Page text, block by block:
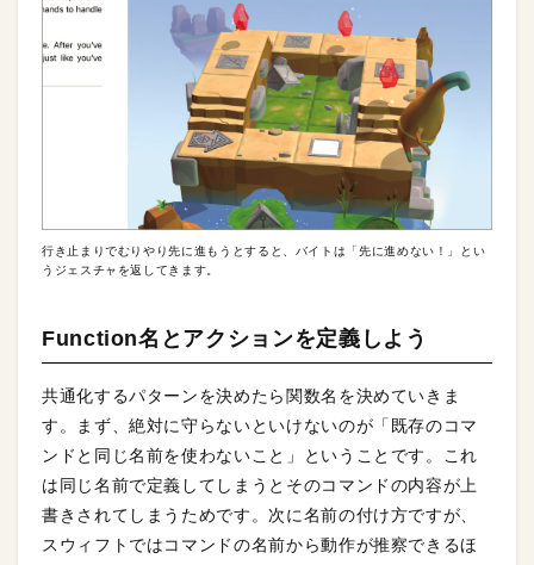
行き止まりでむりやり先に進もうとすると、バイトは「先に進めない！」とい
うジェスチャを返してきます。
Function名とアクションを定義しよう
共通化するパターンを決めたら関数名を決めていきま
す。まず、絶対に守らないといけないのが「既存のコマ
ンドと同じ名前を使わないこと」ということです。これ
は同じ名前で定義してしまうとそのコマンドの内容が上
書きされてしまうためです。次に名前の付け方ですが、
スウィフトではコマンドの名前から動作が推察できるほ